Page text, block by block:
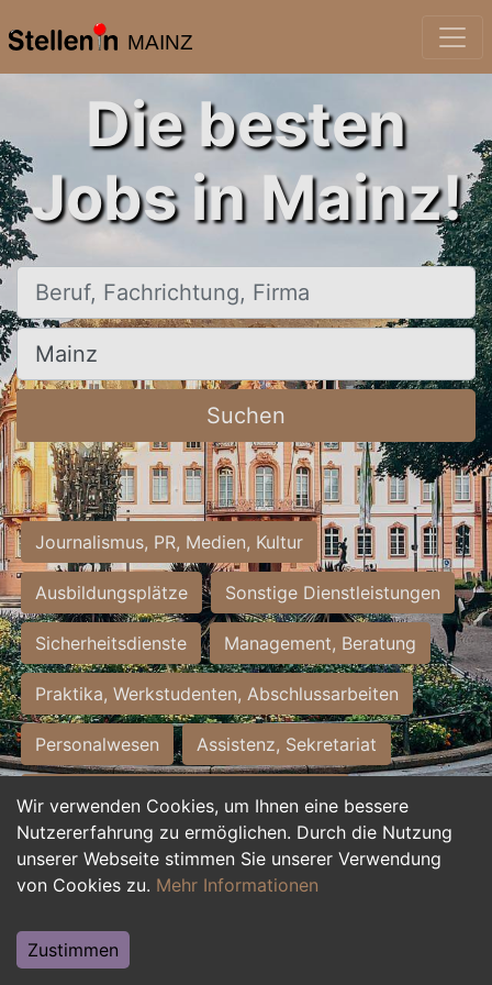
MAINZ
Wir verwenden Cookies, um Ihnen eine bessere
Nutzererfahrung zu ermöglichen. Durch die Nutzung
unserer Webseite stimmen Sie unserer Verwendung
von Cookies zu. Mehr Informationen
Zustimmen
Die besten
Jobs in Mainz!
Beruf, Fachrichtung, Firma
Ort, Stadt
Suchen
Journalismus, PR, Medien, Kultur
Ausbildungsplätze Sonstige Dienstleistungen
Sicherheitsdienste Management, Beratung
Praktika, Werkstudenten, Abschlussarbeiten
Personalwesen Assistenz, Sekretariat
Hilfskräfte, Aushilfs- und Nebenjobs
Einkauf, Logistik, Materialwirtschaft
Weiterbildung, Studium, duale Ausbildung
Tourismus